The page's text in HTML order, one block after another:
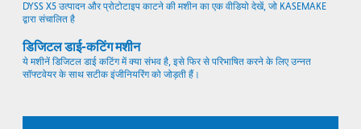
DYSS X5 उत्पादन और प्रोटोटाइप काटने की मशीन का एक वीडियो देखें, जो KASEMAKE
द्वारा संचालित है
डिजिटल डाई-कटिंग मशीन
ये मशीनें डिजिटल डाई कटिंग में क्या संभव है, इसे फिर से परिभाषित करने के लिए उन्नत
सॉफ्टवेयर के साथ सटीक इंजीनियरिंग को जोड़ती हैं।